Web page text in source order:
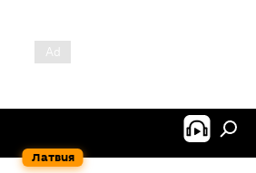
Латвия